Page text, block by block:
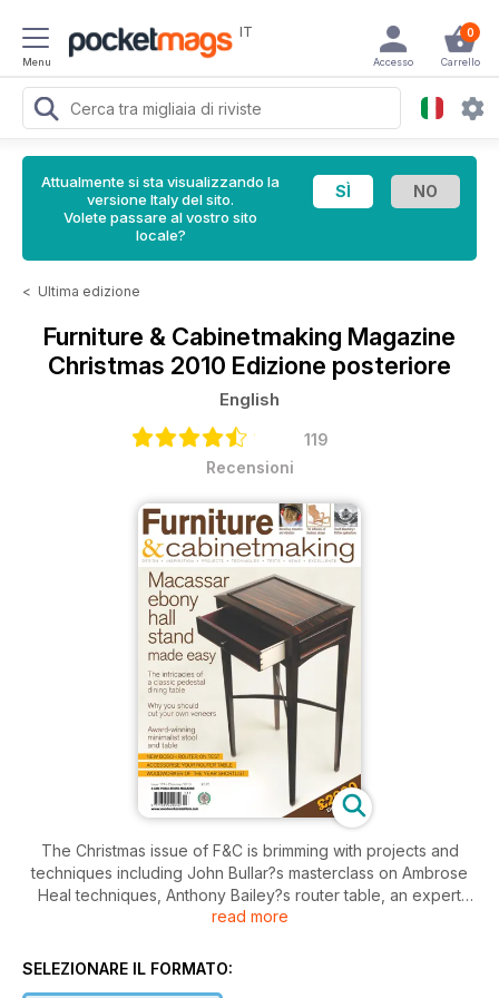
Menu
IT 0
Carrello
Accesso
Attualmente si sta visualizzando la
versione Italy del sito.
Volete passare al vostro sito
locale?
< Ultima edizione
Furniture & Cabinetmaking Magazine
Christmas 2010 Edizione posteriore
English
119
Recensioni
The Christmas issue of F&C is brimming with projects and
techniques including John Bullar?s masterclass on Ambrose
Heal techniques, Anthony Bailey?s router table, an expert
guide to hinging tips, Alan Holtham looks at furniture strength
choose metal for its sharpening or longevity attributes.
read more
SELEZIONARE IL FORMATO: